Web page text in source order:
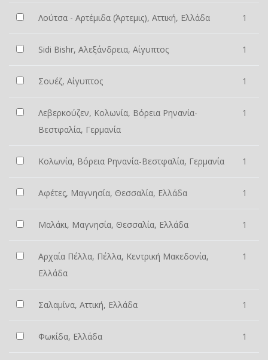
Λούτσα - Αρτέμιδα (Άρτεμις), Αττική, Ελλάδα 1
Sidi Bishr, Αλεξάνδρεια, Αίγυπτος 1
Σουέζ, Αίγυπτος 1
Λεβερκούζεν, Κολωνία, Βόρεια Ρηνανία-
Βεστφαλία, Γερμανία
1
Κολωνία, Βόρεια Ρηνανία-Βεστφαλία, Γερμανία 1
Αφέτες, Μαγνησία, Θεσσαλία, Ελλάδα 1
Μαλάκι, Μαγνησία, Θεσσαλία, Ελλάδα 1
Αρχαία Πέλλα, Πέλλα, Κεντρική Μακεδονία,
Ελλάδα
1
Σαλαμίνα, Αττική, Ελλάδα 1
Φωκίδα, Ελλάδα 1